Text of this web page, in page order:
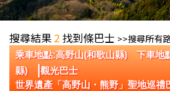
搜尋結果2 找到條巴士 >>搜尋所有
乘車地點:高野山(和歌山縣) 下車地
縣) |觀光巴士
世界遺產「高野山・熊野」聖地巡禮